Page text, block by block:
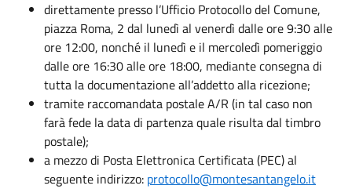
direttamente presso l’Ufficio Protocollo del Comune,
piazza Roma, 2 dal lunedì al venerdì dalle ore 9:30 alle
ore 12:00, nonché il lunedì e il mercoledì pomeriggio
dalle ore 16:30 alle ore 18:00, mediante consegna di
tutta la documentazione all’addetto alla ricezione;
tramite raccomandata postale A/R (in tal caso non
farà fede la data di partenza quale risulta dal timbro
postale);
a mezzo di Posta Elettronica Certificata (PEC) al
seguente indirizzo: protocollo@montesantangelo.it